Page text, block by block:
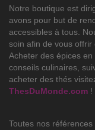
Notre boutique est
avons pour but de
accessibles à tous.
soin afin de vous offrir
Acheter des épices
conseils culinaires,
acheter des thés
ThesDuMonde.com !
Toutes nos